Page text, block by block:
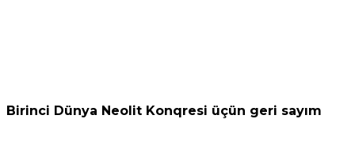
Birinci Dünya Neolit ​​Konqresi üçün geri sayım